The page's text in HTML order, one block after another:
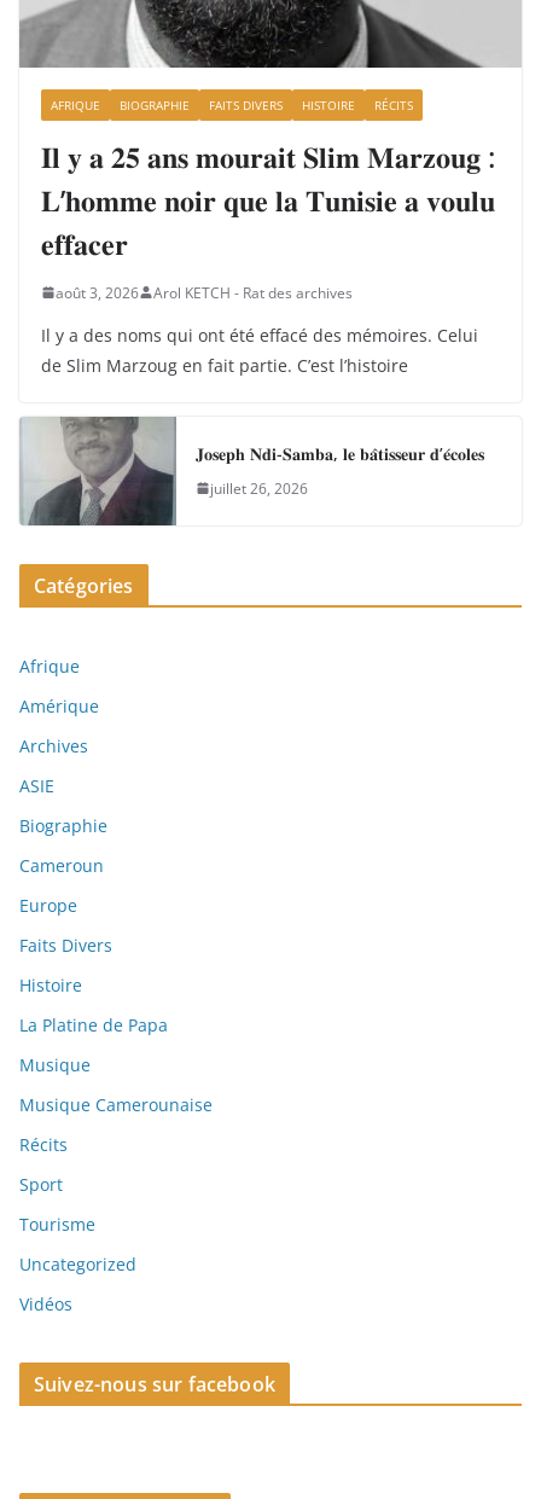
AFRIQUE BIOGRAPHIE FAITS DIVERS HISTOIRE RÉCITS
𝐈𝐥 𝐲 𝐚 𝟐𝟓 𝐚𝐧𝐬 𝐦𝐨𝐮𝐫𝐚𝐢𝐭 𝐒𝐥𝐢𝐦 𝐌𝐚𝐫𝐳𝐨𝐮𝐠 :
𝐋’𝐡𝐨𝐦𝐦𝐞 𝐧𝐨𝐢𝐫 𝐪𝐮𝐞 𝐥𝐚 𝐓𝐮𝐧𝐢𝐬𝐢𝐞 𝐚 𝐯𝐨𝐮𝐥𝐮
𝐞𝐟𝐟𝐚𝐜𝐞𝐫
août 3, 2026 Arol KETCH - Rat des archives
Il y a des noms qui ont été effacé des mémoires. Celui
de Slim Marzoug en fait partie. C’est l’histoire
𝐉𝐨𝐬𝐞𝐩𝐡 𝐍𝐝𝐢-𝐒𝐚𝐦𝐛𝐚, 𝐥𝐞 𝐛𝐚̂𝐭𝐢𝐬𝐬𝐞𝐮𝐫 𝐝’𝐞́𝐜𝐨𝐥𝐞𝐬
juillet 26, 2026
Catégories
Afrique
Amérique
Archives
ASIE
Biographie
Cameroun
Europe
Faits Divers
Histoire
La Platine de Papa
Musique
Musique Camerounaise
Récits
Sport
Tourisme
Uncategorized
Vidéos
Suivez-nous sur facebook